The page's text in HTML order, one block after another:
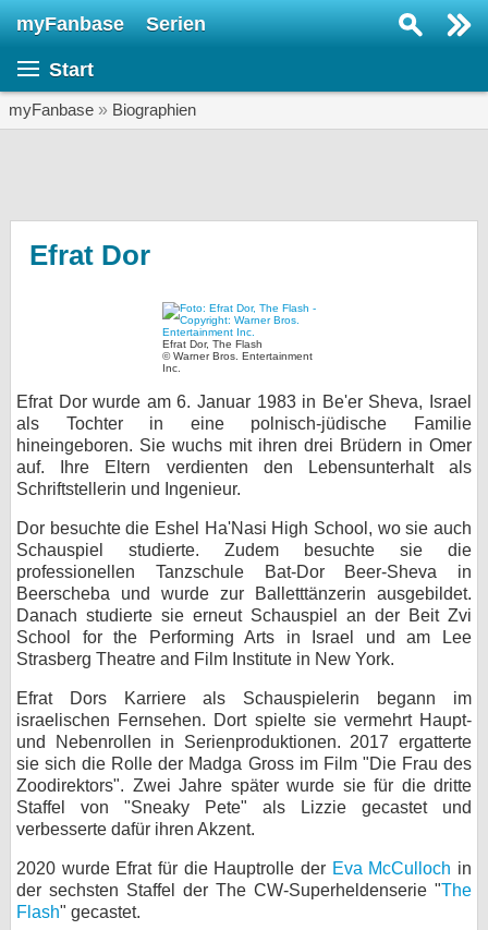
myFanbase Serien
Start
myFanbase » Biographien
Efrat Dor
Efrat Dor, The Flash
© Warner Bros. Entertainment
Inc.
Efrat Dor wurde am 6. Januar 1983 in Be'er Sheva, Israel
als Tochter in eine polnisch-jüdische Familie
hineingeboren. Sie wuchs mit ihren drei Brüdern in Omer
auf. Ihre Eltern verdienten den Lebensunterhalt als
Schriftstellerin und Ingenieur.
Dor besuchte die Eshel Ha'Nasi High School, wo sie auch
Schauspiel studierte. Zudem besuchte sie die
professionellen Tanzschule Bat-Dor Beer-Sheva in
Beerscheba und wurde zur Balletttänzerin ausgebildet.
Danach studierte sie erneut Schauspiel an der Beit Zvi
School for the Performing Arts in Israel und am Lee
Strasberg Theatre and Film Institute in New York.
Efrat Dors Karriere als Schauspielerin begann im
israelischen Fernsehen. Dort spielte sie vermehrt Haupt-
und Nebenrollen in Serienproduktionen. 2017 ergatterte
sie sich die Rolle der Madga Gross im Film "Die Frau des
Zoodirektors". Zwei Jahre später wurde sie für die dritte
Staffel von "Sneaky Pete" als Lizzie gecastet und
verbesserte dafür ihren Akzent.
2020 wurde Efrat für die Hauptrolle der Eva McCulloch in
der sechsten Staffel der The CW-Superheldenserie "The
Flash" gecastet.
KULTUR
Specials
Gewinnspiele
Forum
bei X
bei Facebook
Kontakt
Datenschutz
Cookie-Einstellungen
Impressum
Desktop-Ansicht
myFanbase